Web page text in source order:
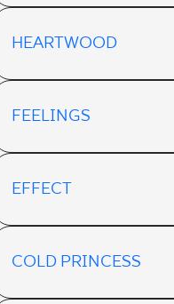
HEARTWOOD
FEELINGS
EFFECT
COLD PRINCESS